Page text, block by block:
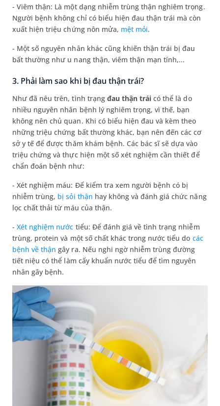
- Viêm thận: Là một dạng nhiễm trùng thận nghiêm trọng.
Người bệnh không chỉ có biểu hiện đau thận trái mà còn
xuất hiện triệu chứng nôn mửa, mệt mỏi.
- Một số nguyên nhân khác cũng khiến thận trái bị đau
bất thường như u nang thận, viêm thận mạn tính,...
3. Phải làm sao khi bị đau thận trái?
Như đã nêu trên, tình trạng đau thận trái có thể là do
nhiều nguyên nhân bệnh lý nghiêm trọng, vì thế, bạn
không nên chủ quan. Khi có biểu hiện đau và kèm theo
những triệu chứng bất thường khác, bạn nên đến các cơ
sở y tế để được thăm khám bệnh. Các bác sĩ sẽ dựa vào
triệu chứng và thực hiện một số xét nghiệm cần thiết để
chẩn đoán bệnh như:
- Xét nghiệm máu: Để kiểm tra xem người bệnh có bị
nhiễm trùng, bị sỏi thận hay không và đánh giá chức năng
lọc chất thải từ máu của thận.
-Xét nghiệm nước tiểu: Để đánh giá về tình trạng nhiễm
trùng, protein và một số chất khác trong nước tiểu do các
bệnh về thận gây ra. Nếu nghi ngờ nhiễm trùng đường
tiết niệu có thể làm cấy khuẩn nước tiểu để tìm nguyên
nhân gây bệnh.